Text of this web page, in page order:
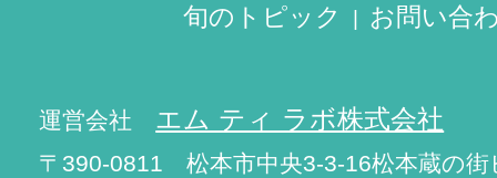
旬のトピック
お問い合
運営会社 エム ティ ラボ株式会社
〒390-0811 松本市中央3-3-16松本蔵の街